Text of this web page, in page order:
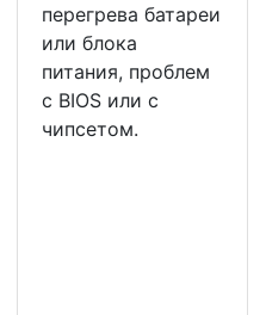
перегрева батареи
или блока
питания, проблем
с BIOS или с
чипсетом.